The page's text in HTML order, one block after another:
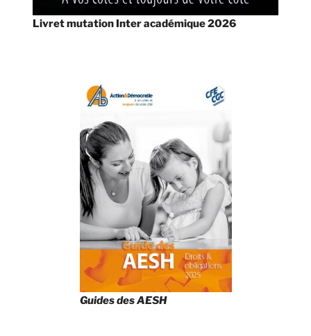
Livret mutation Inter académique 2026
Guides des AESH